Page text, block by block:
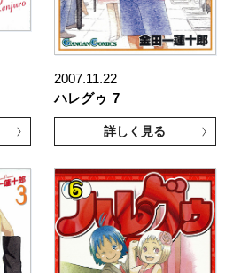
2007.11.22
ハレグゥ 7
詳しく見る